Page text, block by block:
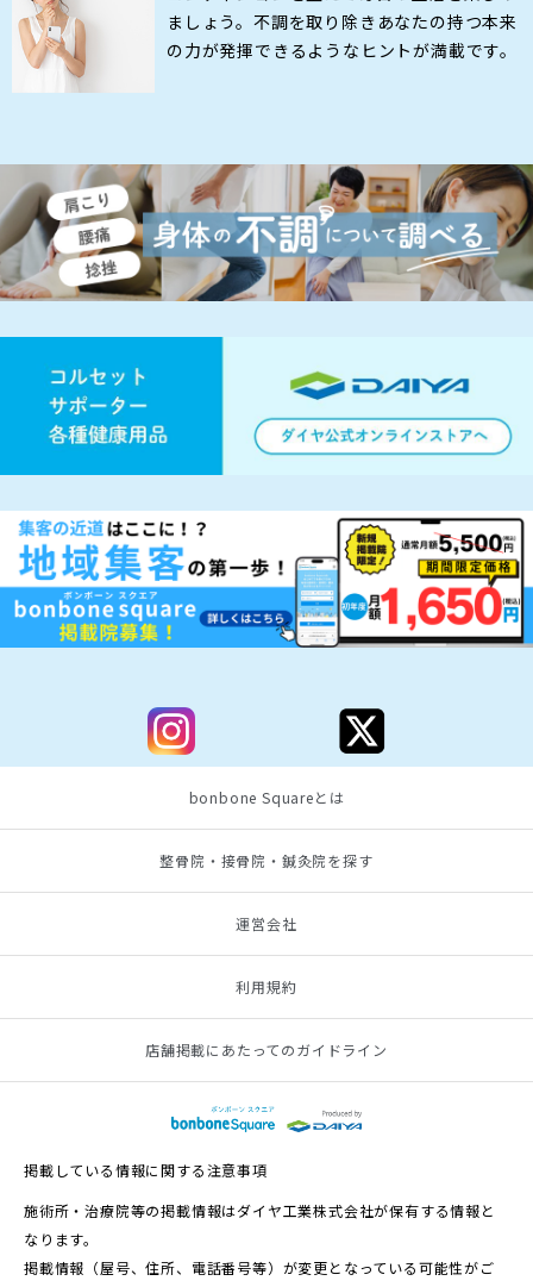
ましょう。不調を取り除きあなたの持つ本来
の力が発揮できるようなヒントが満載です。
bonbone Squareとは
整骨院・接骨院・鍼灸院を探す
運営会社
利用規約
店舗掲載にあたってのガイドライン
掲載している情報に関する注意事項
施術所・治療院等の掲載情報はダイヤ工業株式会社が保有する情報と
なります。
掲載情報（屋号、住所、電話番号等）が変更となっている可能性がご